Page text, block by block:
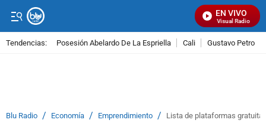
EN VIVO
Señal Visual Radio
Tendencias: Posesión Abelardo De La Espriella Cali Gustavo Petro
Blu Radio / Economía / Emprendimiento / Lista de plataformas